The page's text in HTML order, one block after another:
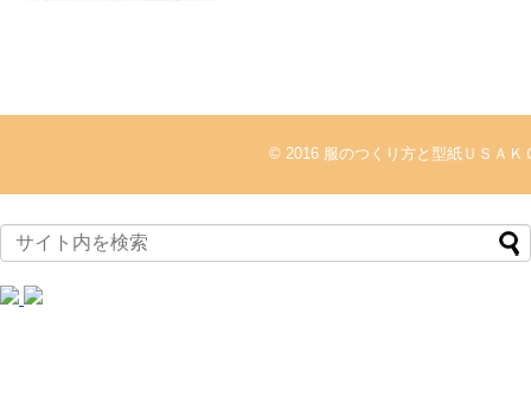
© 2016 服のつくり方と型紙ＵＳＡＫ